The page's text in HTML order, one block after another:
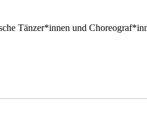
Tänzer*innen und